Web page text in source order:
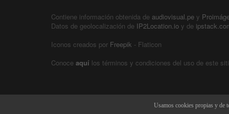
Contiene información obtenida de audiovisual.pe y
Datos de geolocalización de IP2Location.io y de
Iconos creados por Freepik - Flaticon
Conoce aquí los términos y condiciones del uso de este
Usamos cookies propias y de